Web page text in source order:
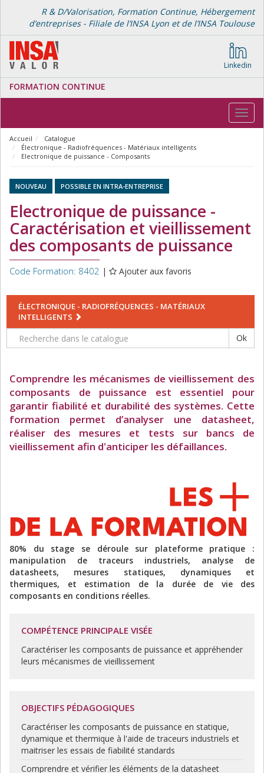
R & D/Valorisation, Formation Continue, Hébergement
d’entreprises - Filiale de l’INSA Lyon et de l’INSA Toulouse
Linkedin
FORMATION CONTINUE
Accueil
Catalogue
Électronique - Radiofréquences - Matériaux intelligents
Electronique de puissance - Composants
NOUVEAU POSSIBLE EN INTRA-ENTREPRISE
Electronique de puissance -
Caractérisation et vieillissement
des composants de puissance
Code Formation: 8402 | Ajouter aux favoris
ÉLECTRONIQUE - RADIOFRÉQUENCES - MATÉRIAUX
INTELLIGENTS
Ok
Comprendre les mécanismes de vieillissement des
composants de puissance est essentiel pour
garantir fiabilité et durabilité des systèmes. Cette
formation permet d’analyser une datasheet,
réaliser des mesures et tests sur bancs de
vieillissement afin d'anticiper les défaillances.
80% du stage se déroule sur plateforme pratique :
manipulation de traceurs industriels, analyse de
datasheets, mesures statiques, dynamiques et
thermiques, et estimation de la durée de vie des
composants en conditions réelles.
COMPÉTENCE PRINCIPALE VISÉE
Caractériser les composants de puissance et appréhender
leurs mécanismes de vieillissement
OBJECTIFS PÉDAGOGIQUES
Caractériser les composants de puissance en statique,
dynamique et thermique à l'aide de traceurs industriels et
maitriser les essais de fiabilité standards
Comprendre et vérifier les éléments de la datasheet